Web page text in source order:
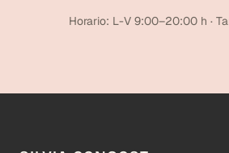
Horario: L-V 9:00–20:00 h ·